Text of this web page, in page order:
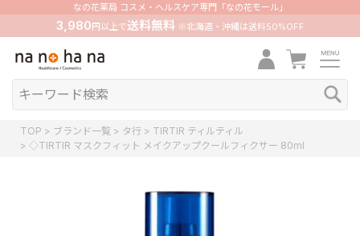
なの花薬局 コスメ・ヘルスケア専門「なの花モール」
3,980 円以上で送料無料※北海道・沖縄は送料50%OFF
TOP ブランド一覧 タ行
TIRTIR ティルティル
◇TIRTIR マスクフィット メイクアップクールフィクサー 80ml